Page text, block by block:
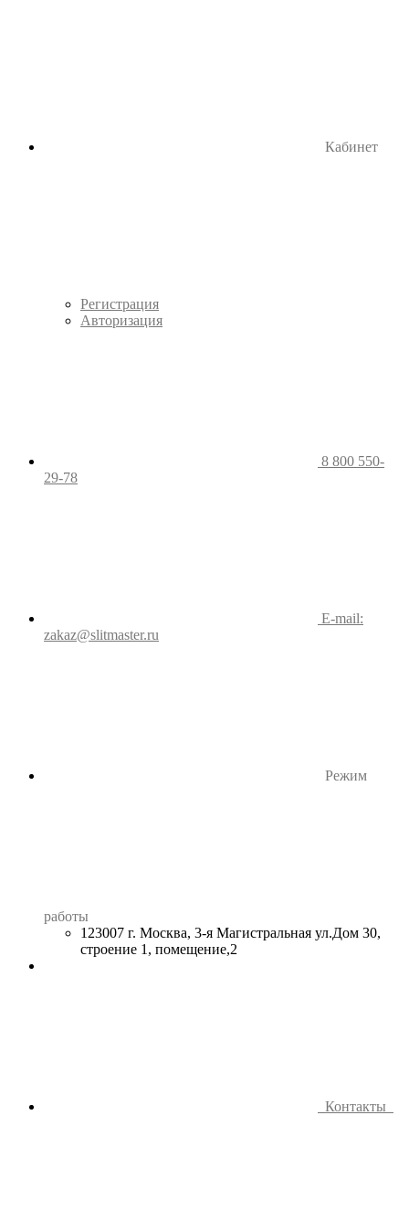
Кабинет
Регистрация
Авторизация
8 800 550-
29-78
E-mail:
zakaz@slitmaster.ru
Режим
работы
123007 г. Москва, 3-я Магистральная ул.Дом 30,
строение 1, помещение,2
Контакты